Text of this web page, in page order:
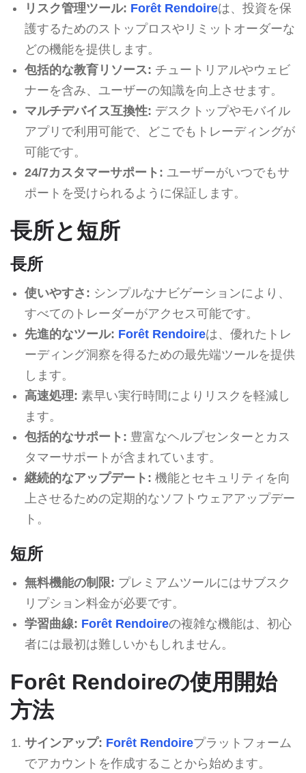
リスク管理ツール: Forêt Rendoireは、投資を保
護するためのストップロスやリミットオーダーな
どの機能を提供します。
包括的な教育リソース: チュートリアルやウェビ
ナーを含み、ユーザーの知識を向上させます。
マルチデバイス互換性: デスクトップやモバイル
アプリで利用可能で、どこでもトレーディングが
可能です。
24/7カスタマーサポート: ユーザーがいつでもサ
ポートを受けられるように保証します。
長所と短所
長所
使いやすさ: シンプルなナビゲーションにより、
すべてのトレーダーがアクセス可能です。
先進的なツール: Forêt Rendoireは、優れたトレ
ーディング洞察を得るための最先端ツールを提供
します。
高速処理: 素早い実行時間によりリスクを軽減し
ます。
包括的なサポート: 豊富なヘルプセンターとカス
タマーサポートが含まれています。
継続的なアップデート: 機能とセキュリティを向
上させるための定期的なソフトウェアアップデー
ト。
短所
無料機能の制限: プレミアムツールにはサブスク
リプション料金が必要です。
学習曲線: Forêt Rendoireの複雑な機能は、初心
者には最初は難しいかもしれません。
Forêt Rendoireの使用開始
方法
サインアップ: Forêt Rendoireプラットフォーム
でアカウントを作成することから始めます。